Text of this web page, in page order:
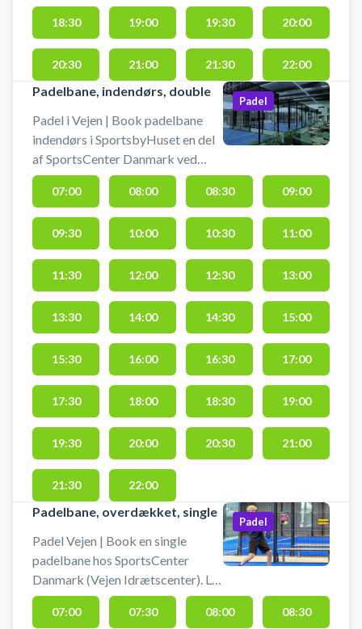
18:30 19:00 19:30 20:00
20:30 21:00 21:30 22:00
Padelbane, indendørs, double
Padel i Vejen | Book padelbane
indendørs i SportsbyHuset en del
af SportsCenter Danmark ved
Vejen Idrætscenter. Book
padelbane og spil padel i Vejen
kun 20 minutter fra Kolding på en
af indendørsbaner i
SportsbyHuset. Bat kan lejes og
bolde købes i Sportsbooking /
receptionen, der ligger lige ved
hovedindgangen. #padel-
indendoers-vejen #padelbane-
vejen #padel-i-vejen #book-
padel-vejen #spil-padel-vejen
Padel
07:00 08:00 08:30 09:00
09:30 10:00 10:30 11:00
11:30 12:00 12:30 13:00
13:30 14:00 14:30 15:00
15:30 16:00 16:30 17:00
17:30 18:00 18:30 19:00
19:30 20:00 20:30 21:00
21:30 22:00
Padelbane, overdækket, single
Padel Vejen | Book en single
padelbane hos SportsCenter
Danmark (Vejen Idrætscenter). Lej
padelbane og spil padel i Vejen på
en udendørs overdækket
Padel
07:00 07:30 08:00 08:30